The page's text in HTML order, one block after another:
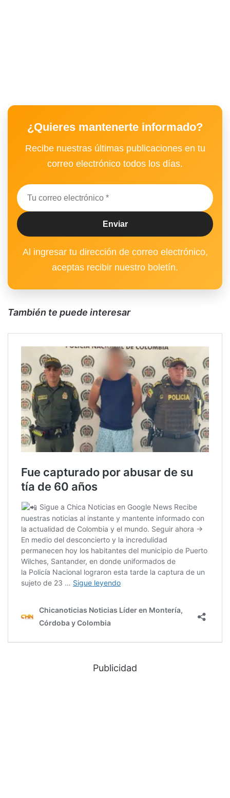
¿Quieres mantenerte informado?
Recibe nuestras últimas publicaciones en tu
correo electrónico todos los días.
Al ingresar tu dirección de correo electrónico,
aceptas recibir nuestro boletín.
También te puede interesar
Publicidad